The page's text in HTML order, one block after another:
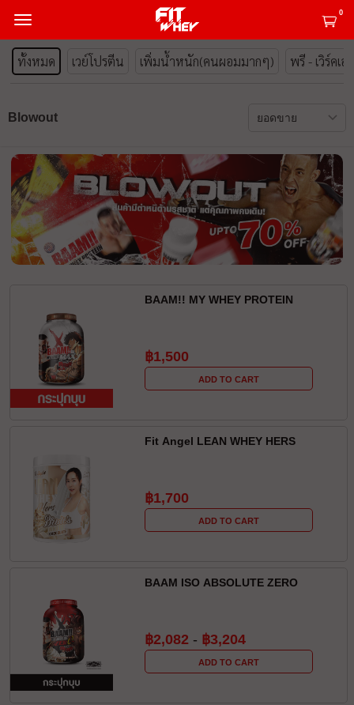
0
ทั้งหมด เวย์โปรตีน เพิ่มน้ำหนัก(คนผอมมากๆ) พรี - เวิร์คเ
Blowout
BAAM!! MY WHEY PROTEIN
฿1,500
ADD TO CART
Fit Angel LEAN WHEY HERS
฿1,700
ADD TO CART
BAAM ISO ABSOLUTE ZERO
฿2,082 - ฿3,204
ADD TO CART